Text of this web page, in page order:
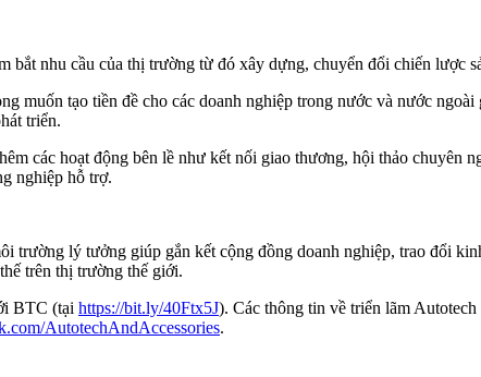
bắt nhu cầu của thị trường từ đó xây dựng, chuyển đổi chiến lược
muốn tạo tiền đề cho các doanh nghiệp trong nước và nước
triển.
các hoạt động bên lề như kết nối giao thương, hội thảo chuyên
nghiệp hỗ trợ.
trường lý tưởng giúp gắn kết cộng đồng doanh nghiệp, trao đổi
trên thị trường thế giới.
BTC (tại https://bit.ly/40Ftx5J). Các thông tin về triển lãm
AutotechAndAccessories.